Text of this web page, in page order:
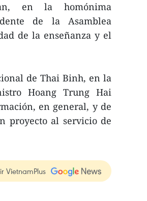
en la homónima
de la Asamblea
de la enseñanza y el
de Thai Binh, en la
Hoang Trung Hai
en general, y de
proyecto al servicio de
VietnamPlus